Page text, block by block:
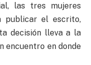
las tres mujeres
publicar el escrito,
decisión lleva a la
encuentro en donde